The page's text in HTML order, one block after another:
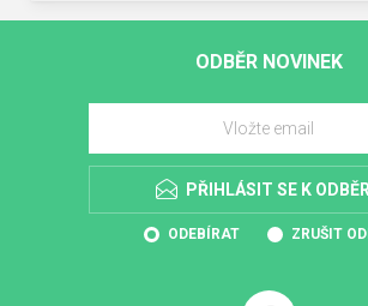
ODBĚR NOVINEK
PŘIHLÁSIT SE K
ODEBÍRAT ZRUŠIT